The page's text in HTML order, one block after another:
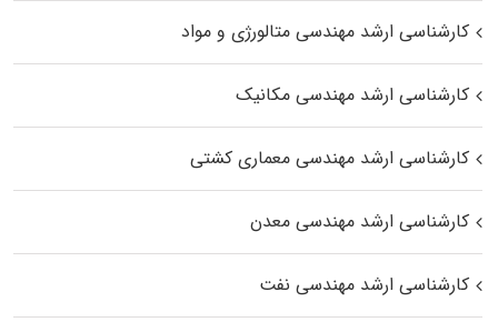
کارشناسی ارشد مهندسی متالورژی و مواد
کارشناسی ارشد مهندسی مکانیک
کارشناسی ارشد مهندسی معماری کشتی
کارشناسی ارشد مهندسی معدن
کارشناسی ارشد مهندسی نفت